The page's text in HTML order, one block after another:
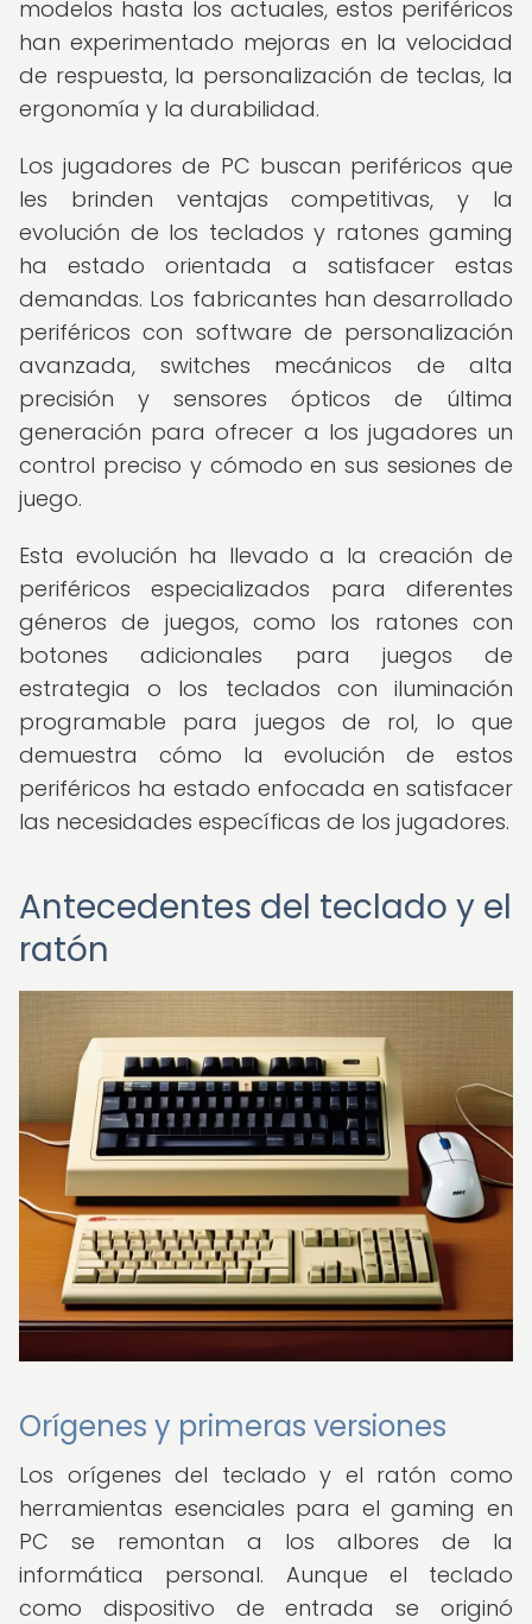
modelos hasta los actuales, estos periféricos
han experimentado mejoras en la velocidad
de respuesta, la personalización de teclas, la
ergonomía y la durabilidad.
Los jugadores de PC buscan periféricos que
les brinden ventajas competitivas, y la
evolución de los teclados y ratones gaming
ha estado orientada a satisfacer estas
demandas. Los fabricantes han desarrollado
periféricos con software de personalización
avanzada, switches mecánicos de alta
precisión y sensores ópticos de última
generación para ofrecer a los jugadores un
control preciso y cómodo en sus sesiones de
juego.
Esta evolución ha llevado a la creación de
periféricos especializados para diferentes
géneros de juegos, como los ratones con
botones adicionales para juegos de
estrategia o los teclados con iluminación
programable para juegos de rol, lo que
demuestra cómo la evolución de estos
periféricos ha estado enfocada en satisfacer
las necesidades específicas de los jugadores.
Antecedentes del teclado y el
ratón
Orígenes y primeras versiones
Los orígenes del teclado y el ratón como
herramientas esenciales para el gaming en
PC se remontan a los albores de la
informática personal. Aunque el teclado
como dispositivo de entrada se originó